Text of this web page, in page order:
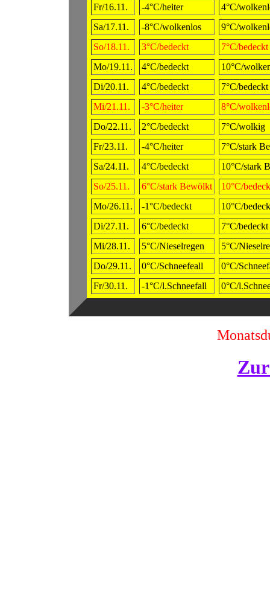
Fr/16.11.
-4°C/heiter
4°C/
Sa/17.11.
-8°C/wolkenlos
9°C/
So/18.11.
3°C/bedeckt
7°C/bedeckt
Mo/19.11.
4°C/bedeckt
10°C/
Di/20.11.
4°C/bedeckt
7°C/bedeckt
Mi/21.11.
-3°C/heiter
8°C/
Do/22.11.
2°C/bedeckt
7°C/wolkig
Fr/23.11.
-4°C/heiter
7°C/stark
Sa/24.11.
4°C/bedeckt
10°C/stark
So/25.11.
6°C/stark Bewölkt
10°C/
Mo/26.11.
-1°C/bedeckt
10°C/
Di/27.11.
6°C/bedeckt
7°C/bedeckt
Mi/28.11.
5°C/Nieselregen
5°C/
Do/29.11.
0°C/Schneefeall
0°C/
Fr/30.11.
-1°C/l.Schneefall 0°C/